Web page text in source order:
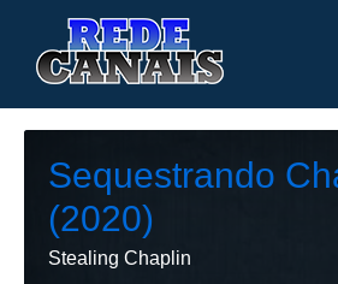
Sequestrando
(2020)
Stealing Chaplin